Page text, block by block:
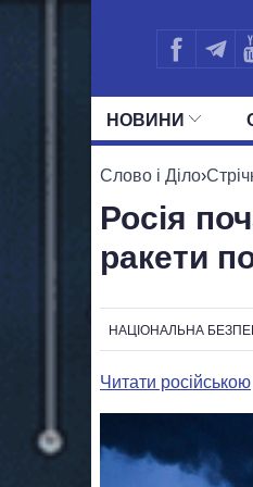
НОВИНИ
Слово і Діло›
Росія
ракети
НАЦІОНАЛЬНА
Читати російською